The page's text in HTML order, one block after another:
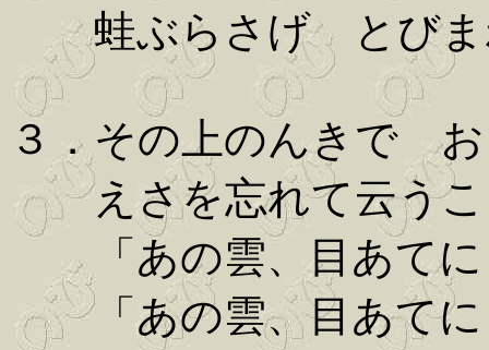
蛙ぶらさげ とびま
３．その上のんきで
えさを忘れて云うこ
「あの雲、目あて
「あの雲、目あてに